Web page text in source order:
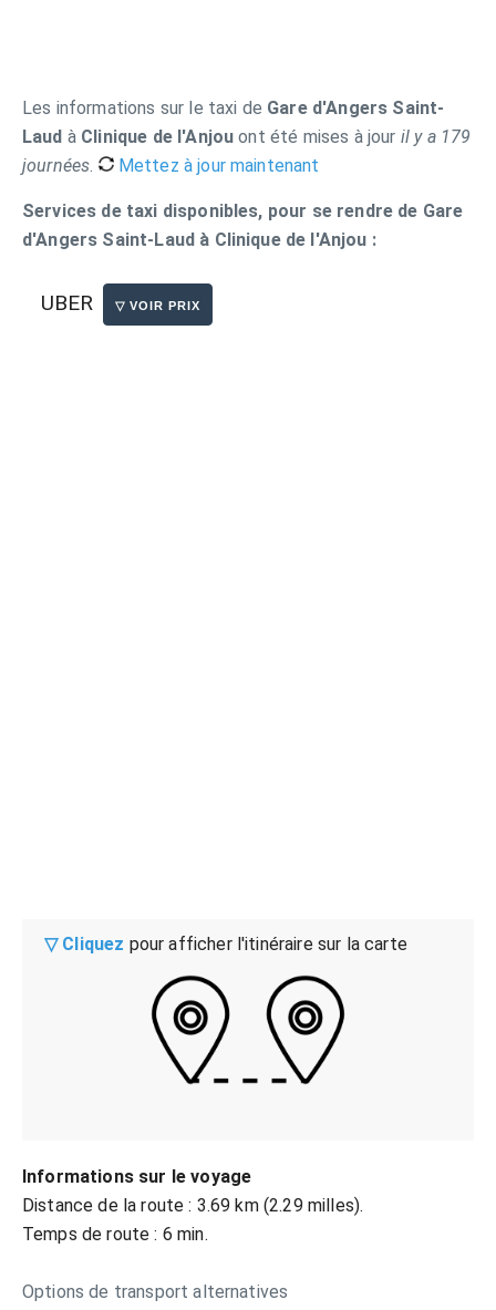
Les informations sur le taxi de Gare d'Angers Saint-
Laud à Clinique de l'Anjou ont été mises à jour il y a 179
journées. Mettez à jour maintenant
Services de taxi disponibles, pour se rendre de Gare
d'Angers Saint-Laud à Clinique de l'Anjou :
UBER
▽ Cliquez pour afficher l'itinéraire sur la carte
Informations sur le voyage
Distance de la route : 3.69 km (2.29 milles).
Temps de route : 6 min.
Options de transport alternatives